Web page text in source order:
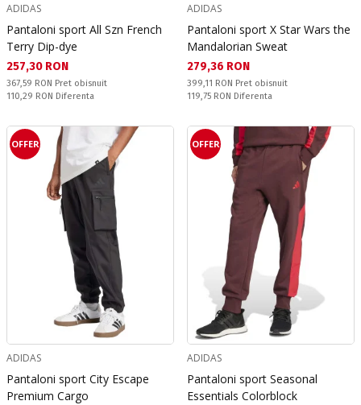
ADIDAS
Pantaloni sport All Szn French
Terry Dip-dye
Текуща цена:
257,30 RON
Pret obisnuit:
367,59 RON Pret obisnuit
Спестявате:
110,29 RON Diferenta
ADIDAS
Pantaloni sport X Star Wars the
Mandalorian Sweat
Текуща цена:
279,36 RON
Pret obisnuit:
399,11 RON Pret obisnuit
Спестявате:
119,75 RON Diferenta
OFFER
ADIDAS
Pantaloni sport City Escape
Premium Cargo
OFFER
ADIDAS
Pantaloni sport Seasonal
Essentials Colorblock